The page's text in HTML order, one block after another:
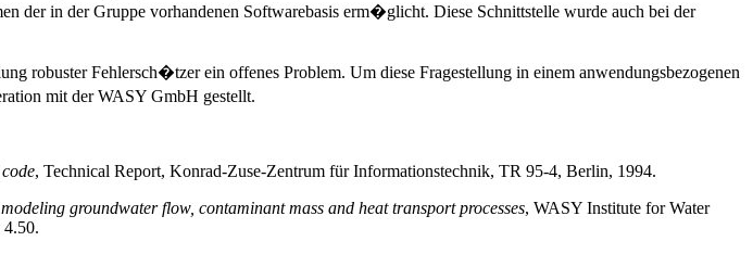
der in der Gruppe vorhandenen Softwarebasis erm�glicht. Diese Schnittstelle wurde auch bei der
robuster Fehlersch�tzer ein offenes Problem. Um diese Fragestellung in einem anwendungsbezogenen
mit der WASY GmbH gestellt.
, Technical Report, Konrad-Zuse-Zentrum für Informationstechnik, TR 95-4, Berlin, 1994.
groundwater flow, contaminant mass and heat transport processes, WASY Institute for Water
4.50.